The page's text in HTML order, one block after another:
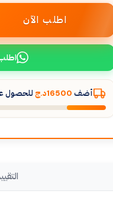
اطلب الآن
أضف 16500د.ج للحصول